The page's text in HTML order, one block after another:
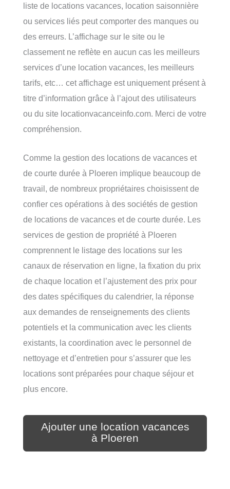
liste de locations vacances, location saisonnière
ou services liés peut comporter des manques ou
des erreurs. L’affichage sur le site ou le
classement ne reflète en aucun cas les meilleurs
services d’une location vacances, les meilleurs
tarifs, etc… cet affichage est uniquement présent à
titre d’information grâce à l’ajout des utilisateurs
ou du site locationvacanceinfo.com. Merci de votre
compréhension.
Comme la gestion des locations de vacances et
de courte durée à Ploeren implique beaucoup de
travail, de nombreux propriétaires choisissent de
confier ces opérations à des sociétés de gestion
de locations de vacances et de courte durée. Les
services de gestion de propriété à Ploeren
comprennent le listage des locations sur les
canaux de réservation en ligne, la fixation du prix
de chaque location et l’ajustement des prix pour
des dates spécifiques du calendrier, la réponse
aux demandes de renseignements des clients
potentiels et la communication avec les clients
existants, la coordination avec le personnel de
nettoyage et d’entretien pour s’assurer que les
locations sont préparées pour chaque séjour et
plus encore.
Ajouter une location vacances
à Ploeren